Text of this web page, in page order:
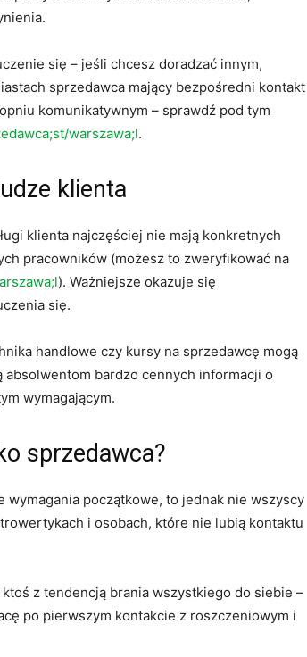
się – jeśli chcesz doradzać innym,
sprzedawca mający bezpośredni kontakt
komunikatywnym – sprawdź pod tym
warszawa;l.
klienta
klienta najczęściej nie mają konkretnych
pracowników (możesz to zweryfikować na
). Ważniejsze okazuje się
się.
handlowe czy kursy na sprzedawcę mogą
bardzo cennych informacji o
wymagającym.
sprzedawca?
wymagania początkowe, to jednak nie wszyscy
i osobach, które nie lubią kontaktu
z tendencją brania wszystkiego do siebie –
po pierwszym kontakcie z roszczeniowym i